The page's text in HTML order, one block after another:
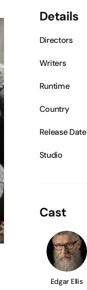
Details
Directors
Writers
Runtime
Country
Release Date
Studio
Cast
Edgar Ellis